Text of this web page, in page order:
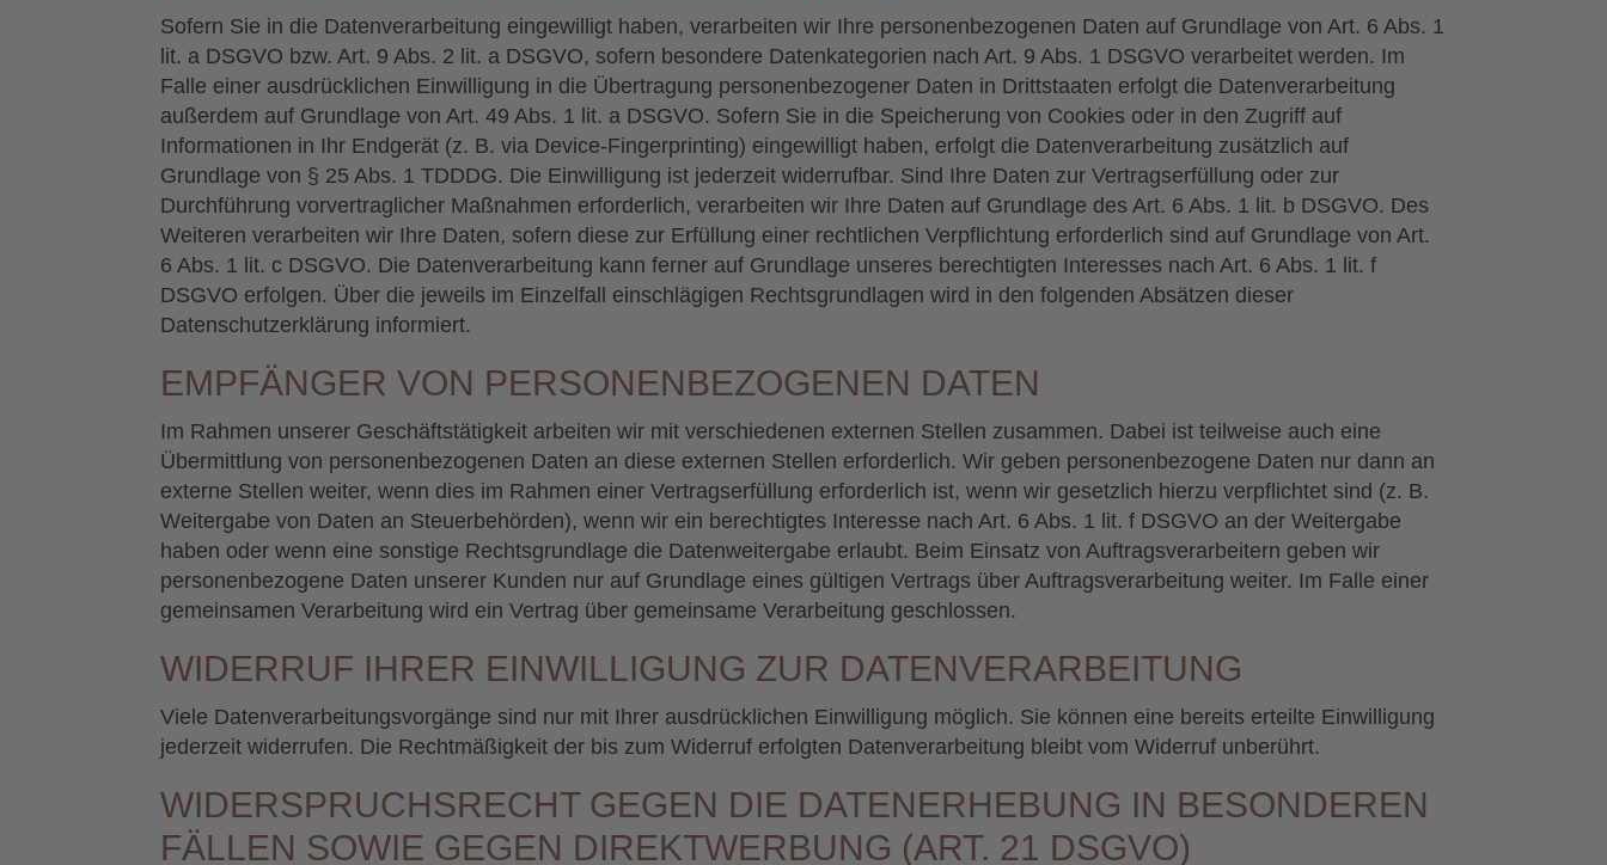
Sofern Sie in die Datenverarbeitung eingewilligt haben, verarbeiten wir Ihre personenbezogenen Daten auf Grundlage von Art. 6 Abs. 1
lit. a DSGVO bzw. Art. 9 Abs. 2 lit. a DSGVO, sofern besondere Datenkategorien nach Art. 9 Abs. 1 DSGVO verarbeitet werden. Im
Falle einer ausdrücklichen Einwilligung in die Übertragung personenbezogener Daten in Drittstaaten erfolgt die Datenverarbeitung
außerdem auf Grundlage von Art. 49 Abs. 1 lit. a DSGVO. Sofern Sie in die Speicherung von Cookies oder in den Zugriff auf
Informationen in Ihr Endgerät (z. B. via Device-Fingerprinting) eingewilligt haben, erfolgt die Datenverarbeitung zusätzlich auf
Grundlage von § 25 Abs. 1 TDDDG. Die Einwilligung ist jederzeit widerrufbar. Sind Ihre Daten zur Vertragserfüllung oder zur
Durchführung vorvertraglicher Maßnahmen erforderlich, verarbeiten wir Ihre Daten auf Grundlage des Art. 6 Abs. 1 lit. b DSGVO. Des
Weiteren verarbeiten wir Ihre Daten, sofern diese zur Erfüllung einer rechtlichen Verpflichtung erforderlich sind auf Grundlage von Art.
6 Abs. 1 lit. c DSGVO. Die Datenverarbeitung kann ferner auf Grundlage unseres berechtigten Interesses nach Art. 6 Abs. 1 lit. f
DSGVO erfolgen. Über die jeweils im Einzelfall einschlägigen Rechtsgrundlagen wird in den folgenden Absätzen dieser
Datenschutzerklärung informiert.
EMPFÄNGER VON PERSONENBEZOGENEN DATEN
Im Rahmen unserer Geschäftstätigkeit arbeiten wir mit verschiedenen externen Stellen zusammen. Dabei ist teilweise auch eine
Übermittlung von personenbezogenen Daten an diese externen Stellen erforderlich. Wir geben personenbezogene Daten nur dann an
externe Stellen weiter, wenn dies im Rahmen einer Vertragserfüllung erforderlich ist, wenn wir gesetzlich hierzu verpflichtet sind (z. B.
Weitergabe von Daten an Steuerbehörden), wenn wir ein berechtigtes Interesse nach Art. 6 Abs. 1 lit. f DSGVO an der Weitergabe
haben oder wenn eine sonstige Rechtsgrundlage die Datenweitergabe erlaubt. Beim Einsatz von Auftragsverarbeitern geben wir
personenbezogene Daten unserer Kunden nur auf Grundlage eines gültigen Vertrags über Auftragsverarbeitung weiter. Im Falle einer
gemeinsamen Verarbeitung wird ein Vertrag über gemeinsame Verarbeitung geschlossen.
WIDERRUF IHRER EINWILLIGUNG ZUR DATENVERARBEITUNG
Viele Datenverarbeitungsvorgänge sind nur mit Ihrer ausdrücklichen Einwilligung möglich. Sie können eine bereits erteilte Einwilligung
jederzeit widerrufen. Die Rechtmäßigkeit der bis zum Widerruf erfolgten Datenverarbeitung bleibt vom Widerruf unberührt.
WIDERSPRUCHSRECHT GEGEN DIE DATENERHEBUNG IN BESONDEREN
FÄLLEN SOWIE GEGEN DIREKTWERBUNG (ART. 21 DSGVO)